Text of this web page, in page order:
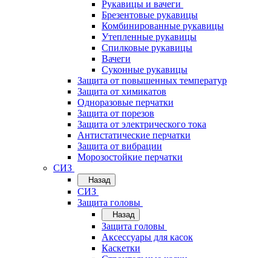
Рукавицы и вачеги
Брезентовые рукавицы
Комбинированные рукавицы
Утепленные рукавицы
Спилковые рукавицы
Вачеги
Суконные рукавицы
Защита от повышенных температур
Защита от химикатов
Одноразовые перчатки
Защита от порезов
Защита от электрического тока
Антистатические перчатки
Защита от вибрации
Морозостойкие перчатки
СИЗ
Назад
СИЗ
Защита головы
Назад
Защита головы
Аксессуары для касок
Каскетки